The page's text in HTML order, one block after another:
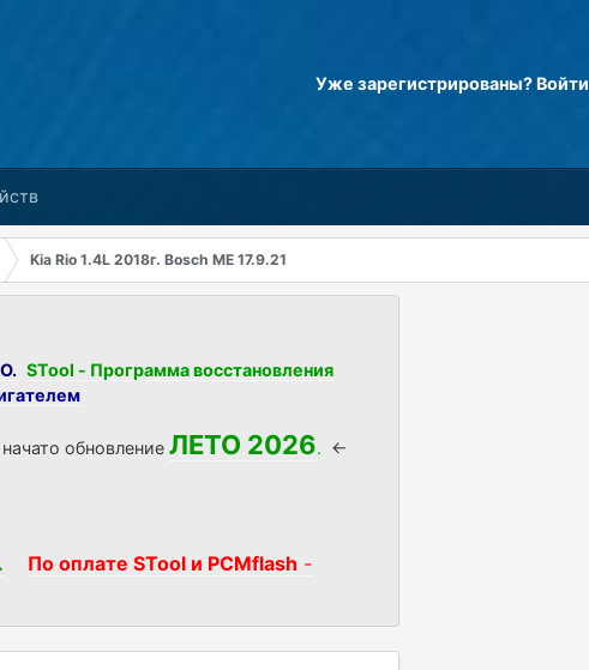
Уже зарегистрированы? Войти
Kia Rio 1.4L 2018г. Bosch ME 17.9.21
STool - Программа восстановления
обновлениеЛЕТО 2026. <-
По оплате STool и PCMflash -